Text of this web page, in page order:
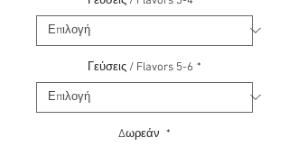
Γεύσεις / Flavors 5-6 *
Δωρεάν *